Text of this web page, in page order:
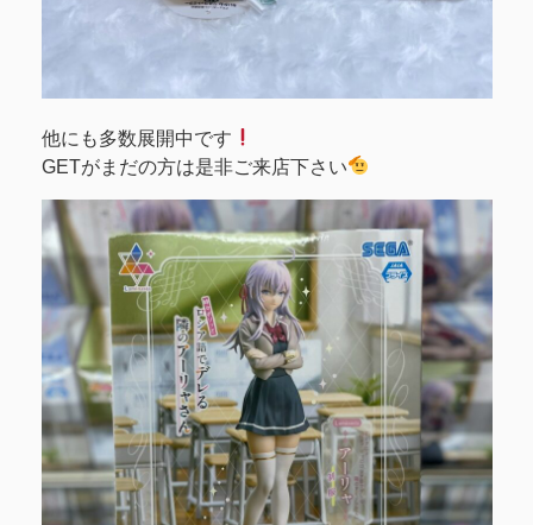
他にも多数展開中です
GETがまだの方は是非ご来店下さい